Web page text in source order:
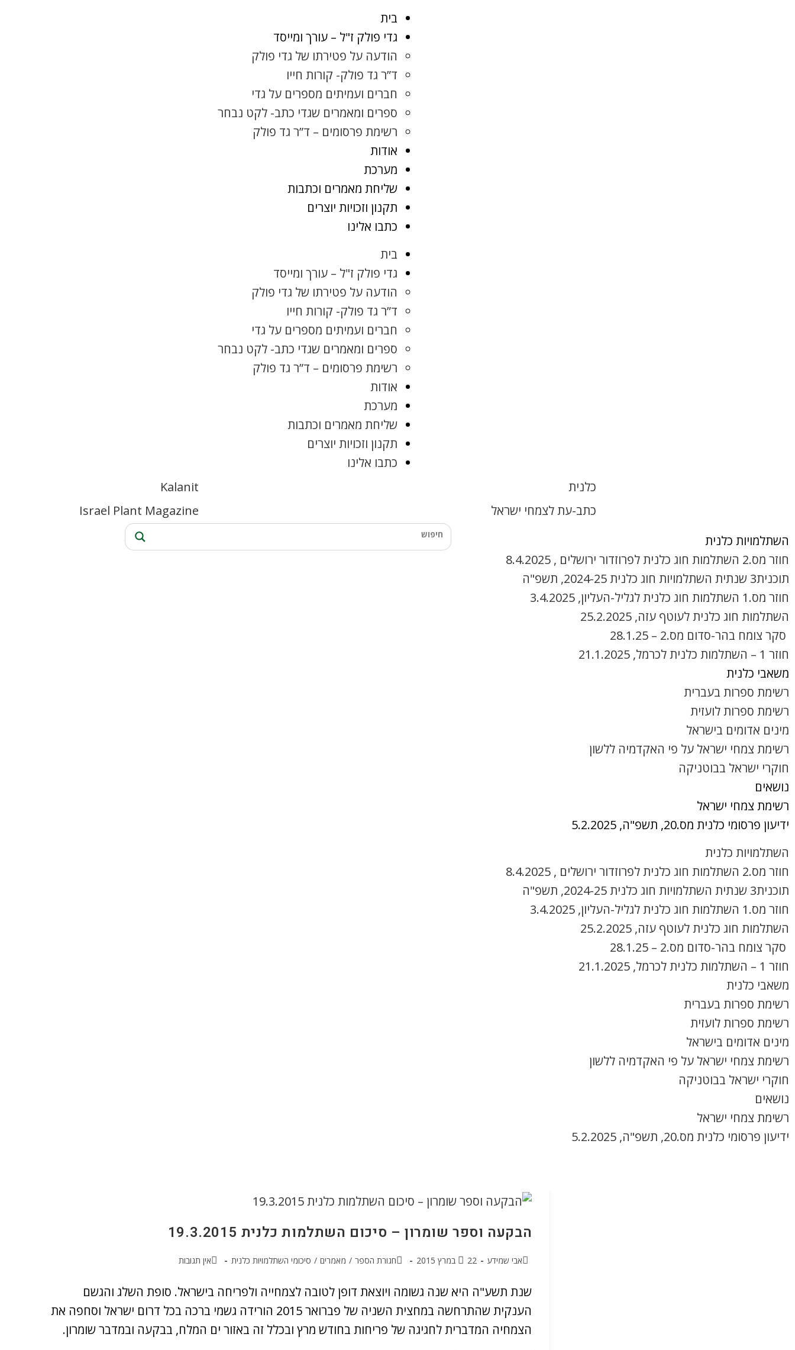
בית
גדי פולק ז"ל – עורך ומייסד
הודעה על פטירתו של גדי פולק
ד”ר גד פולק- קורות חייו
חברים ועמיתים מספרים על גדי
ספרים ומאמרים שגדי כתב- לקט נבחר
רשימת פרסומים – ד”ר גד פולק
אודות
מערכת
שליחת מאמרים וכתבות
תקנון וזכויות יוצרים
כתבו אלינו
בית
גדי פולק ז"ל – עורך ומייסד
הודעה על פטירתו של גדי פולק
ד”ר גד פולק- קורות חייו
חברים ועמיתים מספרים על גדי
ספרים ומאמרים שגדי כתב- לקט נבחר
רשימת פרסומים – ד”ר גד פולק
אודות
מערכת
שליחת מאמרים וכתבות
תקנון וזכויות יוצרים
כתבו אלינו
כלנית
כתב-עת לצמחי ישראל
Kalanit
Israel Plant Magazine
השתלמויות כלנית
חוזר מס.2 השתלמות חוג כלנית לפרוזדור ירושלים , 8.4.2025
תוכנית3 שנתית השתלמויות חוג כלנית 2024-25, תשפ"ה
חוזר מס.1 השתלמות חוג כלנית לגליל-העליון, 3.4.2025
השתלמות חוג כלנית לעוטף עזה, 25.2.2025
סקר צומח בהר-סדום מס.2 – 28.1.25
חוזר 1 – השתלמות כלנית לכרמל, 21.1.2025
משאבי כלנית
רשימת ספרות בעברית
רשימת ספרות לועזית
מינים אדומים בישראל
רשימת צמחי ישראל על פי האקדמיה ללשון
חוקרי ישראל בבוטניקה
נושאים
רשימת צמחי ישראל
ידיעון פרסומי כלנית מס.20, תשפ"ה, 5.2.2025
השתלמויות כלנית
חוזר מס.2 השתלמות חוג כלנית לפרוזדור ירושלים , 8.4.2025
תוכנית3 שנתית השתלמויות חוג כלנית 2024-25, תשפ"ה
חוזר מס.1 השתלמות חוג כלנית לגליל-העליון, 3.4.2025
השתלמות חוג כלנית לעוטף עזה, 25.2.2025
סקר צומח בהר-סדום מס.2 – 28.1.25
חוזר 1 – השתלמות כלנית לכרמל, 21.1.2025
משאבי כלנית
רשימת ספרות בעברית
רשימת ספרות לועזית
מינים אדומים בישראל
רשימת צמחי ישראל על פי האקדמיה ללשון
חוקרי ישראל בבוטניקה
נושאים
רשימת צמחי ישראל
ידיעון פרסומי כלנית מס.20, תשפ"ה, 5.2.2025
הבקעה וספר שומרון – סיכום השתלמות כלנית 19.3.2015
אבי שמידע 22 במרץ 2015 חגורת הספר / מאמרים / סיכומי השתלמויות כלנית אין תגובות
שנת תשע"ה היא שנה גשומה ויוצאת דופן לטובה לצמחייה ולפריחה בישראל. סופת השלג והגשם
הענקית שהתרחשה במחצית השניה של פברואר 2015 הורידה גשמי ברכה בכל דרום ישראל וסחפה את
הצמחיה המדברית לחגיגה של פריחות בחודש מרץ ובכלל זה באזור ים המלח, בבקעה ובמדבר שומרון.